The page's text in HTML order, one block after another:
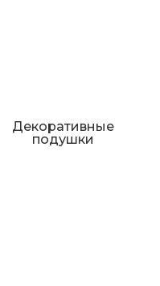
Декоративные
подушки